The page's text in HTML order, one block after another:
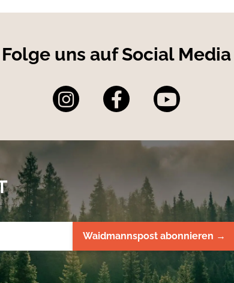
Folge uns auf Social Media
Waidmannspost abonnieren →